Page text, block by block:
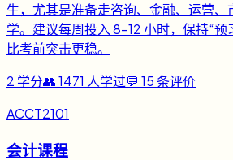
生，尤其是准备走咨询、金融、运营、
学。建议每周投入 8-12 小时，保持“预
比考前突击更稳。
2 学分👥1471 人学过💬 15条评价
ACCT2101
会计课程